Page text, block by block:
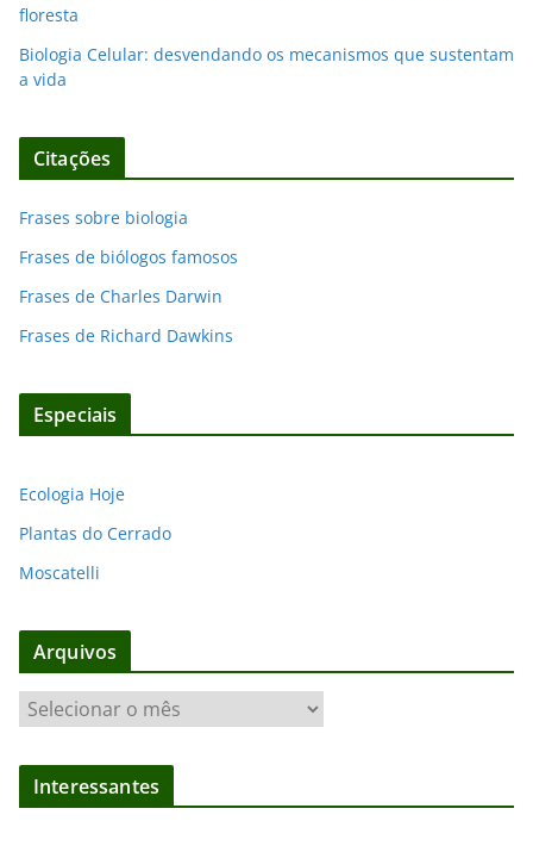
floresta
Biologia Celular: desvendando os mecanismos que sustentam
a vida
Citações
Frases sobre biologia
Frases de biólogos famosos
Frases de Charles Darwin
Frases de Richard Dawkins
Especiais
Ecologia Hoje
Plantas do Cerrado
Moscatelli
Arquivos
r
q
Interessantes